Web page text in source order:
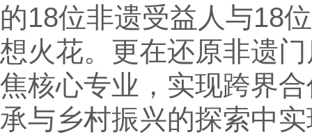
的18位非遗受益人与18
想火花。更在还原非遗
焦核心专业，实现跨界
承与乡村振兴的探索中